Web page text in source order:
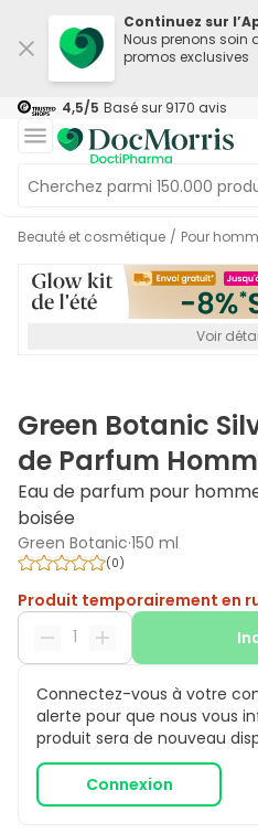
Continuez sur
Nous prenons soin
promos exclusives
4,5/5 Basé sur 9170 avis
Beauté et cosmétique / Pour
Voir
Green Botanic
de Parfum
Eau de parfum pour
boisée
Green Botanic·150 ml
(0)
Produit temporairement en
Connectez-vous à votre
alerte pour que nous vous
produit sera de nouveau
Connexion